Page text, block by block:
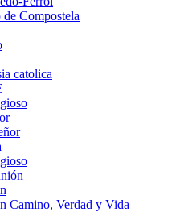
Compostela
catolica
Camino, Verdad y Vida